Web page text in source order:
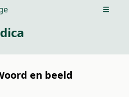
Open
en beeld